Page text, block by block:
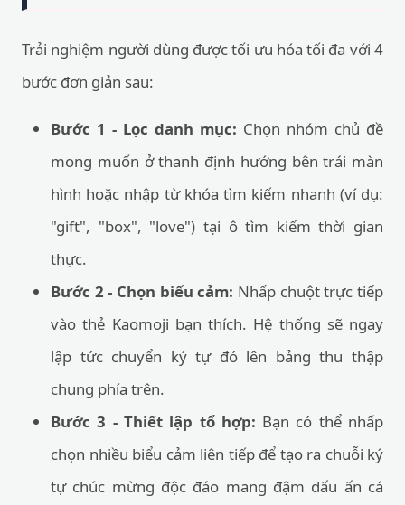
Trải nghiệm người dùng được tối ưu hóa tối đa với 4
bước đơn giản sau:
Bước 1 - Lọc danh mục: Chọn nhóm chủ đề
mong muốn ở thanh định hướng bên trái màn
hình hoặc nhập từ khóa tìm kiếm nhanh (ví dụ:
"gift", "box", "love") tại ô tìm kiếm thời gian
thực.
Bước 2 - Chọn biểu cảm: Nhấp chuột trực tiếp
vào thẻ Kaomoji bạn thích. Hệ thống sẽ ngay
lập tức chuyển ký tự đó lên bảng thu thập
chung phía trên.
Bước 3 - Thiết lập tổ hợp: Bạn có thể nhấp
chọn nhiều biểu cảm liên tiếp để tạo ra chuỗi ký
tự chúc mừng độc đáo mang đậm dấu ấn cá